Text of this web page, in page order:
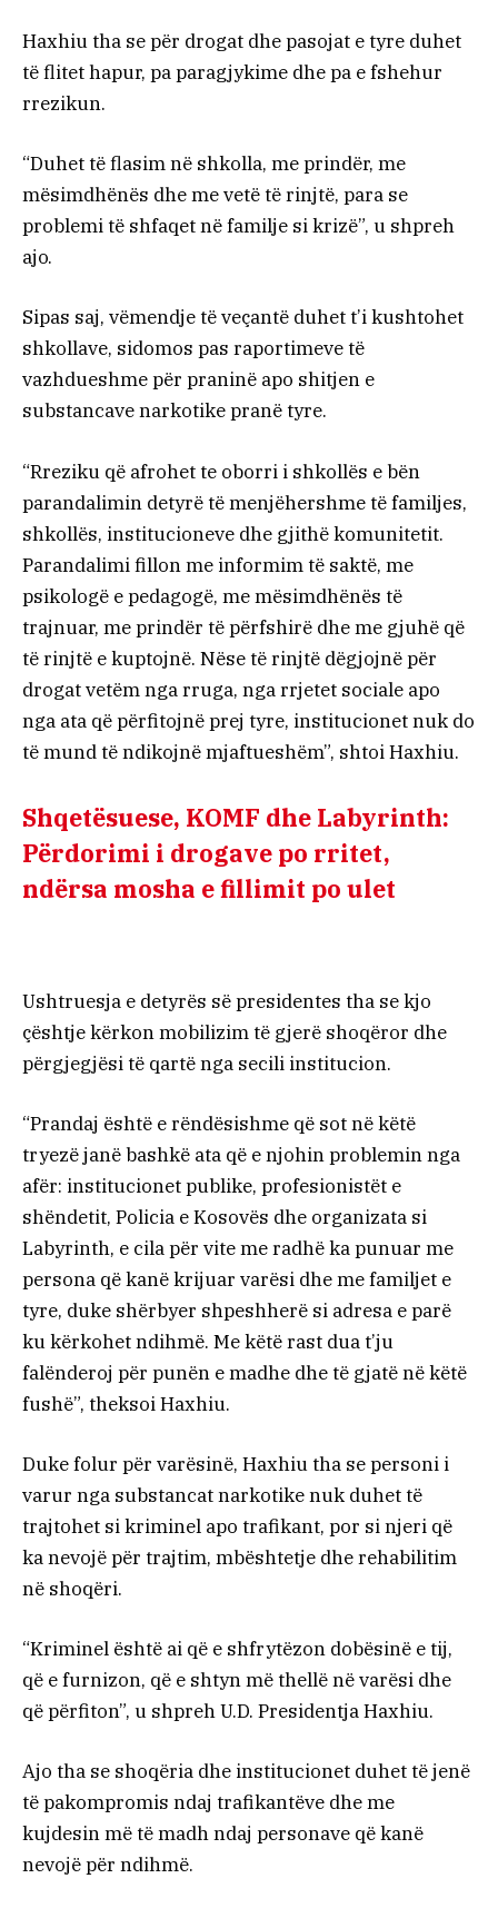
Haxhiu tha se për drogat dhe pasojat e tyre duhet
të flitet hapur, pa paragjykime dhe pa e fshehur
rrezikun.
“Duhet të flasim në shkolla, me prindër, me
mësimdhënës dhe me vetë të rinjtë, para se
problemi të shfaqet në familje si krizë”, u shpreh
ajo.
Sipas saj, vëmendje të veçantë duhet t’i kushtohet
shkollave, sidomos pas raportimeve të
vazhdueshme për praninë apo shitjen e
substancave narkotike pranë tyre.
“Rreziku që afrohet te oborri i shkollës e bën
parandalimin detyrë të menjëhershme të familjes,
shkollës, institucioneve dhe gjithë komunitetit.
Parandalimi fillon me informim të saktë, me
psikologë e pedagogë, me mësimdhënës të
trajnuar, me prindër të përfshirë dhe me gjuhë që
të rinjtë e kuptojnë. Nëse të rinjtë dëgjojnë për
drogat vetëm nga rruga, nga rrjetet sociale apo
nga ata që përfitojnë prej tyre, institucionet nuk do
të mund të ndikojnë mjaftueshëm”, shtoi Haxhiu.
Shqetësuese, KOMF dhe Labyrinth:
Përdorimi i drogave po rritet,
ndërsa mosha e fillimit po ulet
Ushtruesja e detyrës së presidentes tha se kjo
çështje kërkon mobilizim të gjerë shoqëror dhe
përgjegjësi të qartë nga secili institucion.
“Prandaj është e rëndësishme që sot në këtë
tryezë janë bashkë ata që e njohin problemin nga
afër: institucionet publike, profesionistët e
shëndetit, Policia e Kosovës dhe organizata si
Labyrinth, e cila për vite me radhë ka punuar me
persona që kanë krijuar varësi dhe me familjet e
tyre, duke shërbyer shpeshherë si adresa e parë
ku kërkohet ndihmë. Me këtë rast dua t’ju
falënderoj për punën e madhe dhe të gjatë në këtë
fushë”, theksoi Haxhiu.
Duke folur për varësinë, Haxhiu tha se personi i
varur nga substancat narkotike nuk duhet të
trajtohet si kriminel apo trafikant, por si njeri që
ka nevojë për trajtim, mbështetje dhe rehabilitim
në shoqëri.
“Kriminel është ai që e shfrytëzon dobësinë e tij,
që e furnizon, që e shtyn më thellë në varësi dhe
që përfiton”, u shpreh U.D. Presidentja Haxhiu.
Ajo tha se shoqëria dhe institucionet duhet të jenë
të pakompromis ndaj trafikantëve dhe me
kujdesin më të madh ndaj personave që kanë
nevojë për ndihmë.